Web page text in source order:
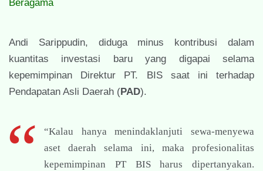
Beragama
Andi Sarippudin, diduga minus kontribusi dalam
kuantitas investasi baru yang digapai selama
kepemimpinan Direktur PT. BIS saat ini terhadap
Pendapatan Asli Daerah (PAD).
“Kalau hanya menindaklanjuti sewa-menyewa
aset daerah selama ini, maka profesionalitas
kepemimpinan PT BIS harus dipertanyakan.